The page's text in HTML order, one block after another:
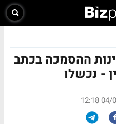
ההסמכה בכתב
- נכשלו
04/